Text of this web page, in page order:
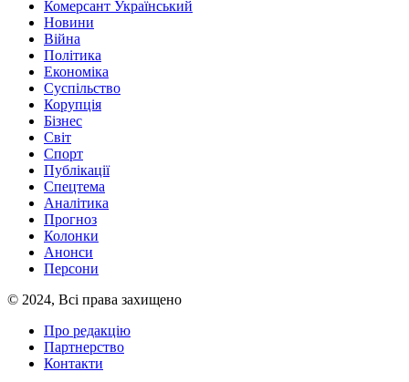
Комерсант Український
Новини
Війна
Політика
Економіка
Суспільство
Корупція
Бізнес
Світ
Спорт
Публікації
Спецтема
Аналітика
Прогноз
Колонки
Анонси
Персони
© 2024, Всі права захищено
Про редакцію
Партнерство
Контакти